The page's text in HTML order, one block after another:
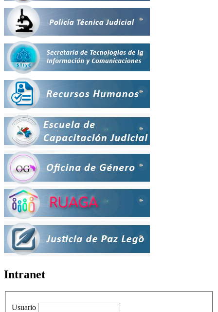
Intranet
Usuario